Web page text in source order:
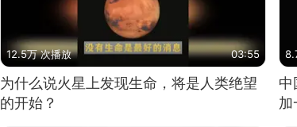
12.5万 次播放 03:55
为什么说火星上发现生命，将是人类绝望
的开始？
中
加